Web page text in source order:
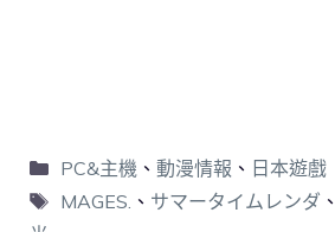
PC&主機、 動漫情報 、 日本遊戲
MAGES. 、 サマータイムレンダ 、